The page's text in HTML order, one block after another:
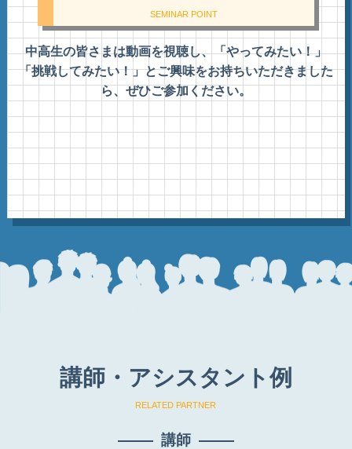
SEMINAR POINT
中高生の皆さまは動画を視聴し、「やってみたい！」
「挑戦してみたい！」とご興味をお持ちいただきました
ら、ぜひご参加ください。
講師・アシスタント例
RELATED PARTNER
講師